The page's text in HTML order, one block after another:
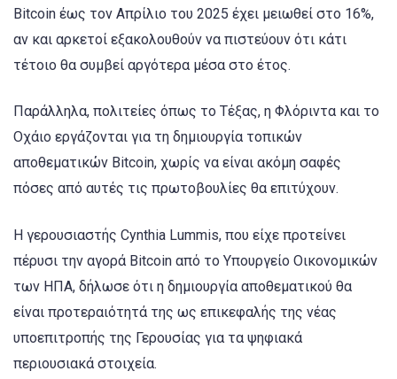
Bitcoin έως τον Απρίλιο του 2025 έχει μειωθεί στο 16%,
αν και αρκετοί εξακολουθούν να πιστεύουν ότι κάτι
τέτοιο θα συμβεί αργότερα μέσα στο έτος.
Παράλληλα, πολιτείες όπως το Τέξας, η Φλόριντα και το
Οχάιο εργάζονται για τη δημιουργία τοπικών
αποθεματικών Bitcoin, χωρίς να είναι ακόμη σαφές
πόσες από αυτές τις πρωτοβουλίες θα επιτύχουν.
Η γερουσιαστής Cynthia Lummis, που είχε προτείνει
πέρυσι την αγορά Bitcoin από το Υπουργείο Οικονομικών
των ΗΠΑ, δήλωσε ότι η δημιουργία αποθεματικού θα
είναι προτεραιότητά της ως επικεφαλής της νέας
υποεπιτροπής της Γερουσίας για τα ψηφιακά
περιουσιακά στοιχεία.